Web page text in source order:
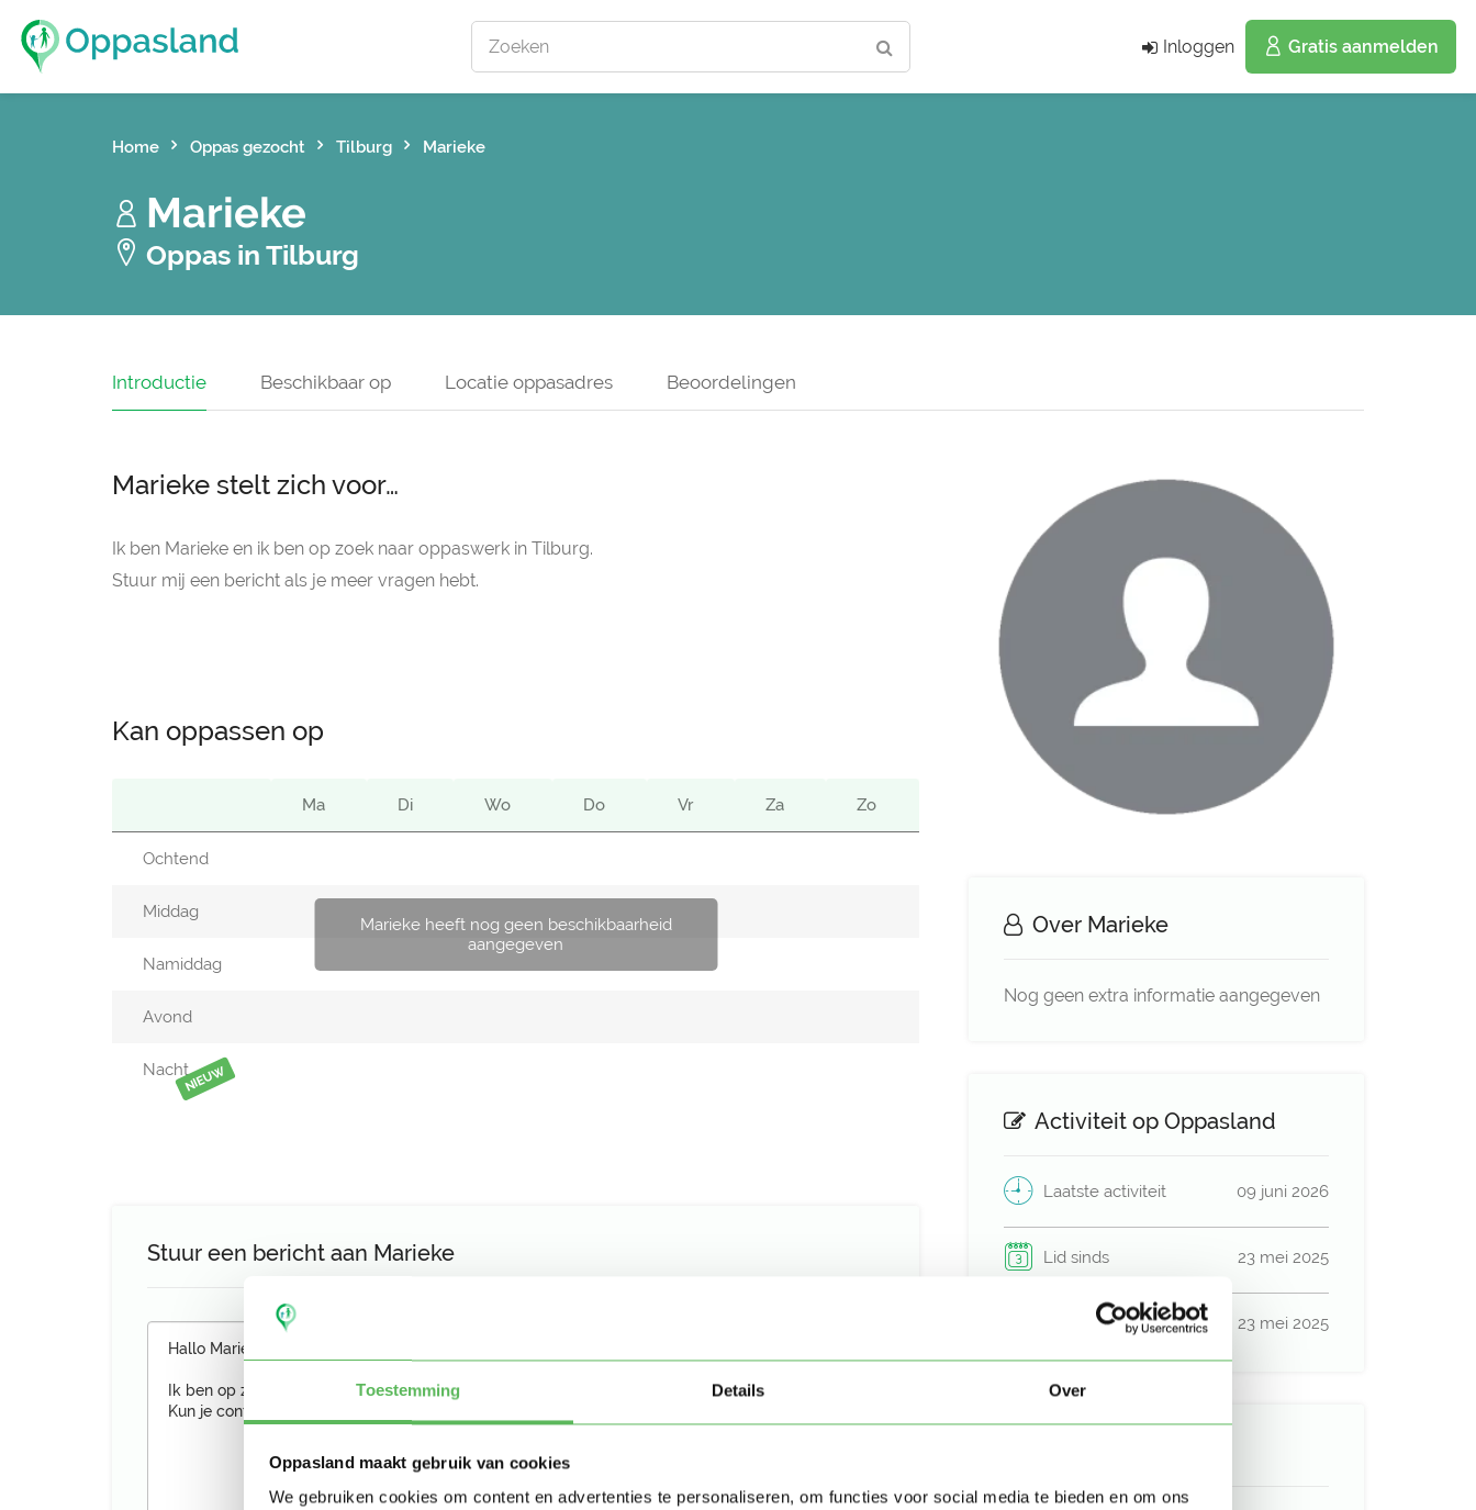
Toestemming Details Over
Oppasland maakt gebruik van cookies
We gebruiken cookies om content en advertenties te personaliseren, om functies voor social media te bieden en om ons
Zoeken Inloggen Gratis aanmelden
Home Oppas gezocht Tilburg Marieke
Marieke
Oppas in Tilburg
Introductie Beschikbaar op Locatie oppasadres Beoordelingen
Over Marieke
Nog geen extra informatie aangegeven
Activiteit op Oppasland
Laatste activiteit 09 juni 2026
Lid sinds 23 mei 2025
Profiel bijgewerkt 23 mei 2025
Marieke stelt zich voor…
Ik ben Marieke en ik ben op zoek naar oppaswerk in Tilburg.
Stuur mij een bericht als je meer vragen hebt.
Kan oppassen op
Marieke heeft nog geen beschikbaarheid
aangegeven
Ma Di Wo Do Vr Za Zo
Ochtend
Middag
Namiddag
Avond
NachtNIEUW
Stuur een bericht aan Marieke